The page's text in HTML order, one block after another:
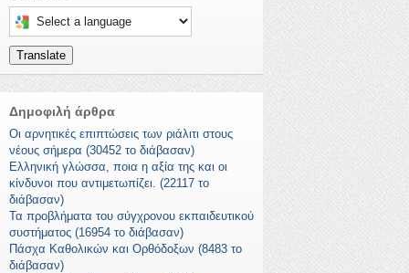
Select a language to translate this page
Translate
Δημοφιλή άρθρα
Οι αρνητικές επιπτώσεις των ριάλιτι στους
νέους σήμερα (30452 το διάβασαν)
Ελληνική γλώσσα, ποια η αξία της και οι
κίνδυνοι που αντιμετωπίζει. (22117 το
διάβασαν)
Τα προβλήματα του σύγχρονου εκπαιδευτικού
συστήματος (16954 το διάβασαν)
Πάσχα Καθολικών και Ορθόδοξων (8483 το
διάβασαν)